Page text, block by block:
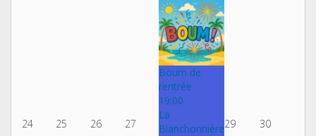
24 25 26 27
Boum de
rentrée
19:00
La
Blanchonnière29 30